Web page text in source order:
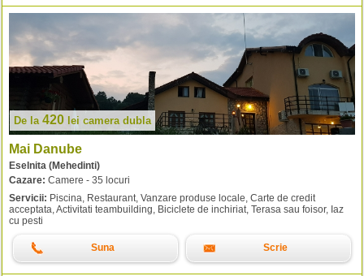
De la 420 lei camera dubla
Mai Danube
Eselnita (Mehedinti)
Cazare: Camere - 35 locuri
Servicii: Piscina, Restaurant, Vanzare produse locale, Carte de credit
acceptata, Activitati teambuilding, Biciclete de inchiriat, Terasa sau foisor, Iaz
cu pesti
Suna Scrie